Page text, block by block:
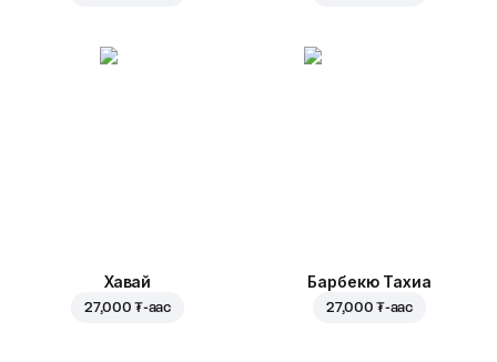
Хавай
27,000 ₮-аас
Барбекю Тахиа
27,000 ₮-аас